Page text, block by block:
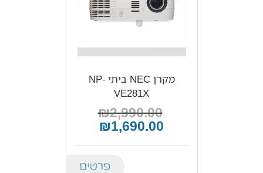
מקרן NEC ביתי NP-
VE281X
₪2,990.00
₪1,690.00